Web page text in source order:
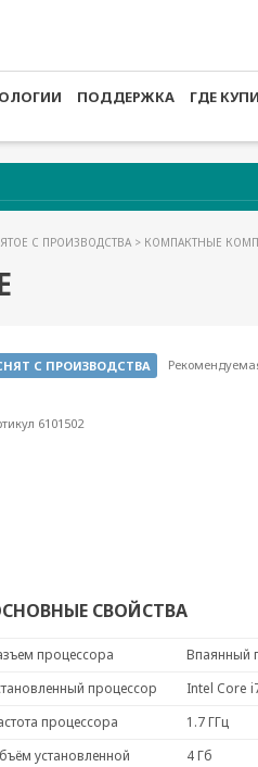
ПОДДЕРЖКА ГДЕ
С ПРОИЗВОДСТВА > КОМПАКТНЫЕ
С ПРОИЗВОДСТВА
6101502
СВОЙСТВА
процессора
Впаянный
процессор
Intel Core
процессора
1.7 ГГц
установленной
4 Гб